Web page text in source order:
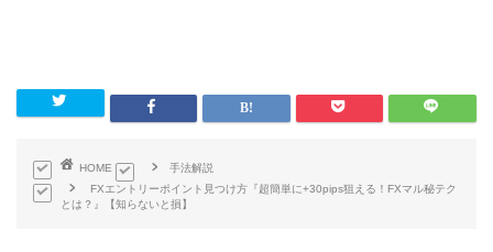
HOME
手法解説
FXエントリーポイント見つけ方『超簡単に+30pips狙える！FXマル秘テク
とは？』【知らないと損】